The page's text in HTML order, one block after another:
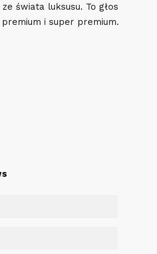
świata luksusu. To głos
i super premium.